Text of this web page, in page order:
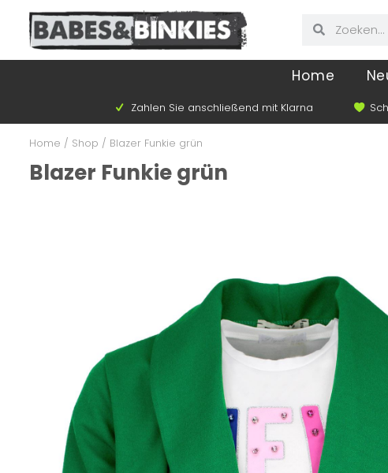
Home
Zahlen Sie anschließend mit Klarna
Home / Shop / Blazer Funkie grün
Blazer Funkie grün